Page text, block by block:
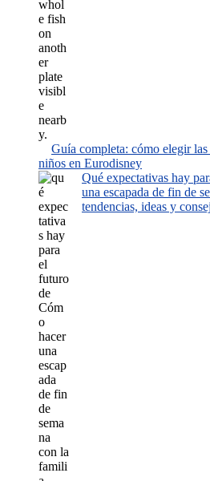
Guía completa: cómo elegir las
niños en Eurodisney
Qué expectativas hay
una escapada de fin de
tendencias, ideas y